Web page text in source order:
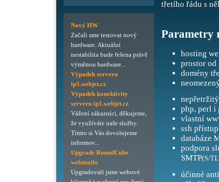
třetího řádu s
Parametry
hosting
prostor od
domény
php, perl i
vlastní
ssh přístup
databáze
podpora
SMTP(S/
účinné
Nový HW
Začali sme testovat nový
hardware. Aktuální
nestabilita bude řešena právě
výměnou hardware...
Výpadek serveru
ip5.webjet.cz
Výpadek konektivity
serveru ip1.webjet.cz
Vážení zákazníci, děkujeme,
že využíváte naše služby.
Tímto si Vás dovolujeme
informov...
Upgrade RoundCube
webmailu
Upgradovali jsme webové